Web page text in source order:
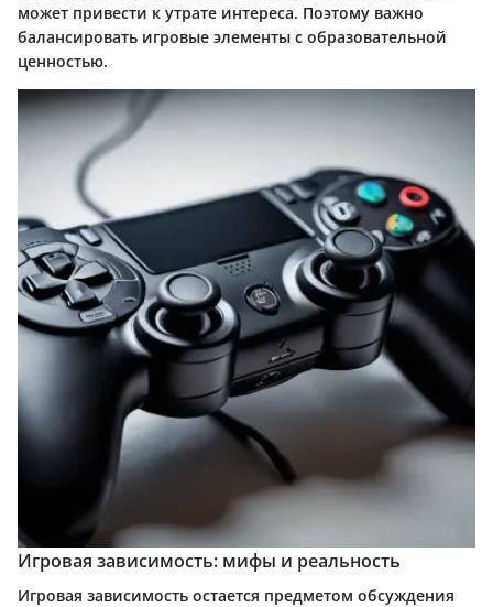
может привести к утрате интереса. Поэтому важно
балансировать игровые элементы с образовательной
ценностью.
Игровая зависимость: мифы и реальность
Игровая зависимость остается предметом обсуждения